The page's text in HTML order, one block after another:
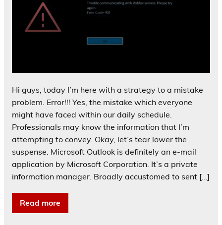
Hi guys, today I’m here with a strategy to a mistake
problem. Error!!! Yes, the mistake which everyone
might have faced within our daily schedule.
Professionals may know the information that I’m
attempting to convey. Okay, let’s tear lower the
suspense. Microsoft Outlook is definitely an e-mail
application by Microsoft Corporation. It’s a private
information manager. Broadly accustomed to sent […]
Read more